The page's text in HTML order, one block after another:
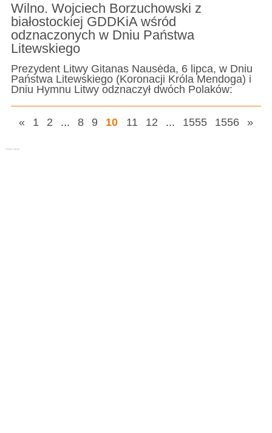
Wilno. Wojciech Borzuchowski z
białostockiej GDDKiA wśród
odznaczonych w Dniu Państwa
Litewskiego
Prezydent Litwy Gitanas Nausėda, 6 lipca, w Dniu
Państwa Litewskiego (Koronacji Króla Mendoga) i
Dniu Hymnu Litwy odznaczył dwóch Polaków:
« 1 2 ... 8 9 10 11 12 ... 1555 1556 »